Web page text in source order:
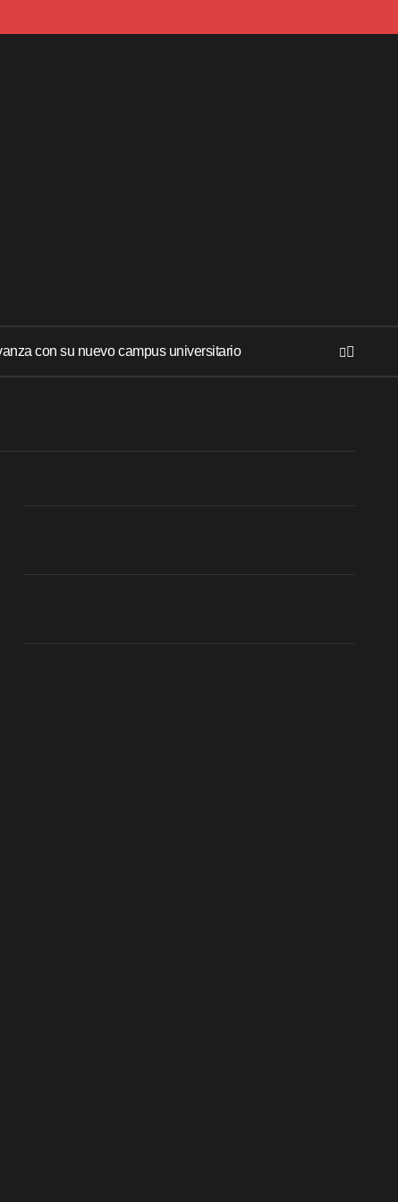
con su nuevo campus universitario